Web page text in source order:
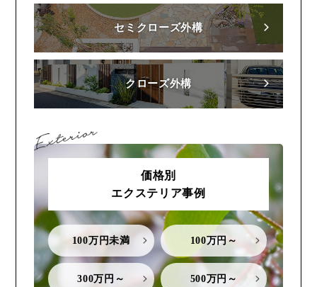
セミクローズ外構
クローズ外構
価格別
エクステリア事例
100万円未満 100万円～
300万円～ 500万円～